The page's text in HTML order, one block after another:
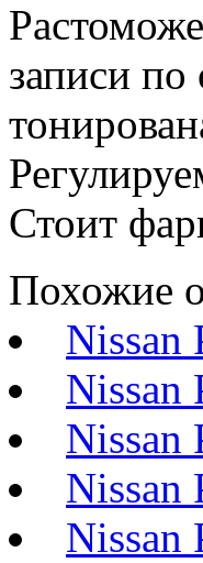
записи
Стоит
Похожие
Nissan
Nissan
Nissan
Nissan
Nissan